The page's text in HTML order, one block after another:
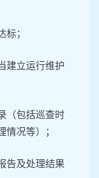
标；
建立运行维护
（包括巡查时
情况等）；
告及处理结果